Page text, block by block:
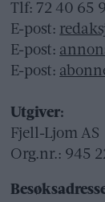
Tlf: 72 40 65
E-post:
E-post:
E-post:
Utgiver:
Fjell-Ljom AS
Org.nr.: 945